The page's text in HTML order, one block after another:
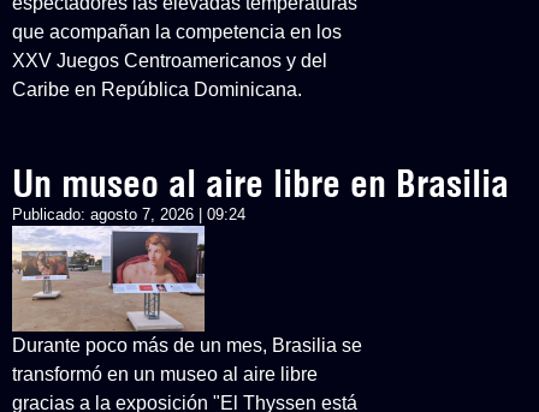
que acompañan la competencia en los
XXV Juegos Centroamericanos y del
Caribe en República Dominicana.
Un museo al aire libre en Brasilia
Publicado: agosto 7, 2026 | 09:24
Durante poco más de un mes, Brasilia se
transformó en un museo al aire libre
gracias a la exposición "El Thyssen está